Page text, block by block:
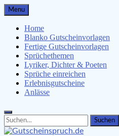
Skip
to
content
Menu
Home
Blanko Gutscheinvorlagen
Fertige Gutscheinvorlagen
Sprüchethemen
Lyriker, Dichter & Poeten
Sprüche einreichen
Erlebnisgutscheine
Anlässe
Search
for:
Search